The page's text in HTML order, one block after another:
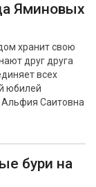
Яминовых
хранит свою
друг друга
всех
юбилей
Альфия Саитовна
бури на